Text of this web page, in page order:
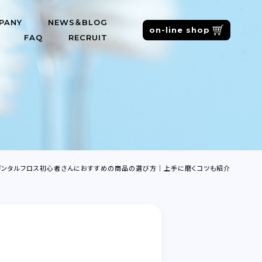
NEWS＆BLOG
FAQ
RECRUIT
on-line shop
ンタルフロス初心者さんにおすすめの商品の選び方│上手に磨くコツも紹介